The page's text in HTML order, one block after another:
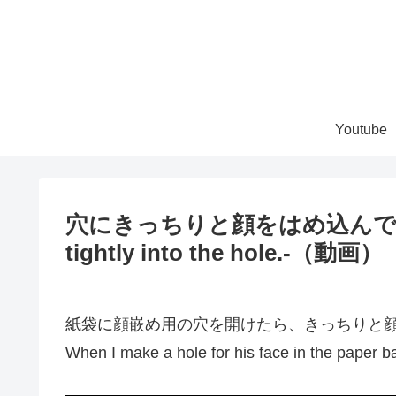
Youtube
穴にきっちりと顔をはめ込ん
tightly into the hole.-（動画）
紙袋に顔嵌め用の穴を開けたら、きっちりと
When I make a hole for his face in the paper